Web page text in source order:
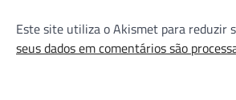
Este site utiliza o Akismet para reduzir
seus dados em comentários são